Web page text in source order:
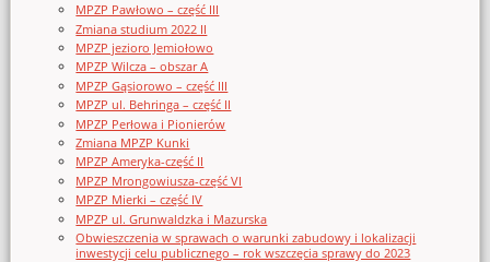
MPZP Pawłowo – część III
Zmiana studium 2022 II
MPZP jezioro Jemiołowo
MPZP Wilcza – obszar A
MPZP Gąsiorowo – część III
MPZP ul. Behringa – część II
MPZP Perłowa i Pionierów
Zmiana MPZP Kunki
MPZP Ameryka-część II
MPZP Mrongowiusza-część VI
MPZP Mierki – część IV
MPZP ul. Grunwaldzka i Mazurska
Obwieszczenia w sprawach o warunki zabudowy i lokalizacji
inwestycji celu publicznego – rok wszczęcia sprawy do 2023